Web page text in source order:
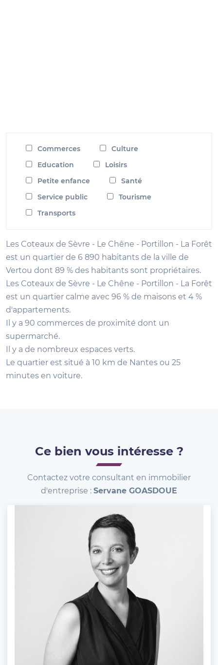
Commerces
Culture
Education
Loisirs
Petite enfance
Santé
Service public
Tourisme
Transports
Les Coteaux de Sèvre - Le Chêne - Portillon - La Forêt
est un quartier de 6 890 habitants de la ville de
Vertou dont 89 % des habitants sont propriétaires.
Les Coteaux de Sèvre - Le Chêne - Portillon - La Forêt
est un quartier calme avec 96 % de maisons et 4 %
d'appartements.
Il y a 90 commerces de proximité dont un
supermarché.
Il y a de nombreux espaces verts.
Le quartier est situé à 10 km de Nantes ou 25
minutes en voiture.
Ce bien vous intéresse ?
Contactez votre consultant en immobilier
d'entreprise : Servane GOASDOUE